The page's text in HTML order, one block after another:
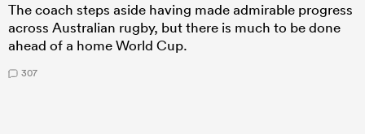
The coach steps aside having made admirable progress
across Australian rugby, but there is much to be done
ahead of a home World Cup.
307